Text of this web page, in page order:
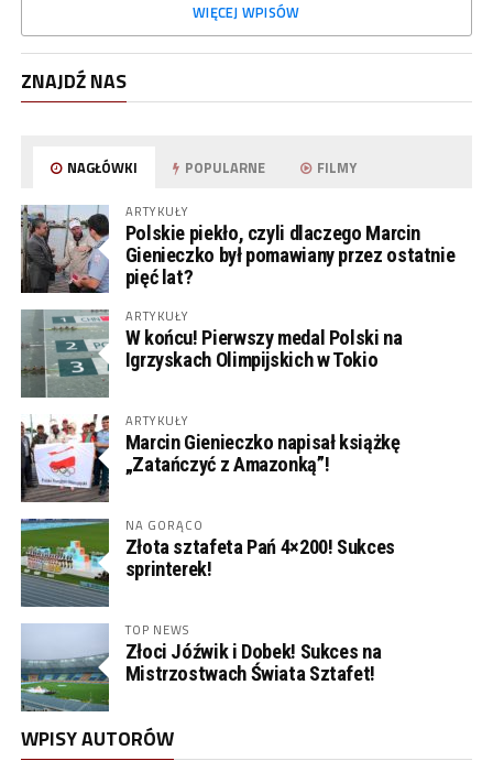
WIĘCEJ WPISÓW
ZNAJDŹ NAS
NAGŁÓWKI POPULARNE FILMY
ARTYKUŁY
Polskie piekło, czyli dlaczego Marcin
Gienieczko był pomawiany przez ostatnie
pięć lat?
ARTYKUŁY
W końcu! Pierwszy medal Polski na
Igrzyskach Olimpijskich w Tokio
ARTYKUŁY
Marcin Gienieczko napisał książkę
„Zatańczyć z Amazonką”!
NA GORĄCO
Złota sztafeta Pań 4×200! Sukces
sprinterek!
TOP NEWS
Złoci Jóźwik i Dobek! Sukces na
Mistrzostwach Świata Sztafet!
WPISY AUTORÓW